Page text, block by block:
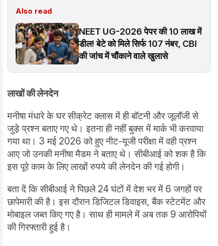
Also read
NEET UG-2026 पेपर की 10 लाख में
डील! बेटे को मिले सिर्फ 107 नंबर, CBI
की जांच में चौंकाने वाले खुलासे
लाखों की लेनदेन
मनीषा मंधारे के घर सीक्रेट क्लास में ही बॉटनी और जूलॉजी से
जुड़े प्रश्न बताए गए थे। इतना ही नहीं बुक्स में मार्क भी करवाया
गया था। 3 मई 2026 को हुए नीट-यूजी परीक्षा में वही प्रश्न
आए जो उनकी मनीषा मैडम ने बताए थे। सीबीआई को शक है कि
इस पूरे काम के लिए लाखों रुपये की लेनदेन की गई होगी।
बता दें कि सीबीआई ने पिछले 24 घंटों में देश भर में 6 जगहों पर
छापेमारी की है। इस दौरान डिजिटल डिवाइस, बैंक स्टेटमेंट और
मोबाइल जब्त किए गए है। साथ ही मामले में अब तक 9 आरोपियों
की गिरफ्तारी हुई है।